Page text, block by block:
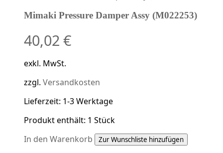
Mimaki Pressure Damper Assy (M022253)
40,02 €
exkl. MwSt.
zzgl. Versandkosten
Lieferzeit: 1-3 Werktage
Produkt enthält: 1 Stück
In den Warenkorb
Zur Wunschliste hinzufügen